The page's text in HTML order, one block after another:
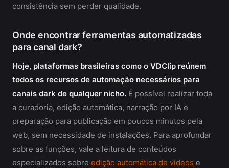
consistência sem perder qualidade.
Onde encontrar ferramentas automatizadas
para canal dark?
Hoje, plataformas brasileiras como o VDClip reúnem
todos os recursos de automação necessários para
canais dark de qualquer nicho. É possível realizar toda
a curadoria, edição automática, narração por IA e
preparação para publicação em poucos minutos pela
web, sem necessidade de instalações. Para aprofundar
sobre as funções, vale a leitura de conteúdos
especializados sobre edição automática de vídeos e